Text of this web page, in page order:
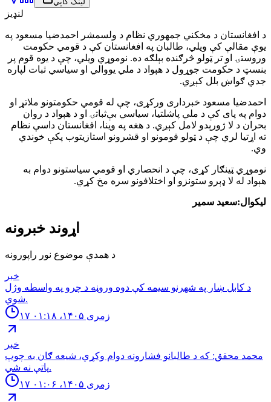
لنډیز
د افغانستان د مخکني جمهوري نظام د ولسمشر احمدضیا مسعود په
یوې مقالې کې ویلي، طالبان په افغانستان کې د قومي حکومت
وروستۍ او تر ټولو څرګنده بېلګه ده. نوموړي ویلي، چې د یوه قوم پر
بنسټ د حکومت جوړول د هېواد د ملي یووالي او سیاسي ثبات لپاره
جدي ګواښ بلل کېږي.
احمدضیا مسعود خبرداری ورکړی، چې له قومي حکومتونو ملاتړ او
دوام په پای کې د ملي پاشلتیا، سیاسي بې‌ثباتۍ او د هېواد د روان
بحران د لا ژورېدو لامل کېږي. د هغه په وینا، افغانستان داسې نظام
ته اړتیا لري چې د ټولو قومونو او قشرونو استازیتوب پکې خوندي
وي.
نوموړي ټینګار کړی، چې د انحصاري او قومي سیاستونو دوام به
هېواد له لا ډېرو ستونزو او اختلافونو سره مخ کړي.
لیکوال:سعید سمیر
اړوند خبرونه
د همدې موضوع نور راپورونه
خبر
د كابل ښار په شهرنو سيمه كې دوه وروڼه د چرو په واسطه وژل
شوي.
۱۷ زمری ۱۴۰۵، ۰۱:۱۸
خبر
محمد محقق: كه د طالبانو فشارونه دوام وكړي، شيعه ګان به چوپ
پاتې نه شي.
۱۷ زمری ۱۴۰۵، ۰۱:۰۶